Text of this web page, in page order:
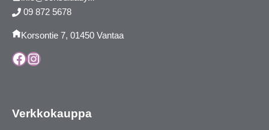
09 872 5678
Korsontie 7, 01450 Vantaa
Facebook
Instagram
Verkkokauppa